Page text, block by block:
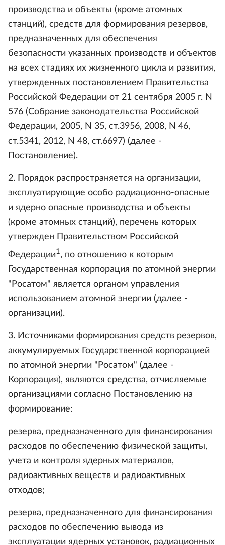
производства и объекты (кроме атомных
станций), средств для формирования резервов,
предназначенных для обеспечения
безопасности указанных производств и объектов
на всех стадиях их жизненного цикла и развития,
утвержденных постановлением Правительства
Российской Федерации от 21 сентября 2005 г. N
576 (Собрание законодательства Российской
Федерации, 2005, N 35, ст.3956, 2008, N 46,
ст.5341, 2012, N 48, ст.6697) (далее -
Постановление).
2. Порядок распространяется на организации,
эксплуатирующие особо радиационно-опасные
и ядерно опасные производства и объекты
(кроме атомных станций), перечень которых
утвержден Правительством Российской
Федерации1, по отношению к которым
Государственная корпорация по атомной энергии
"Росатом" является органом управления
использованием атомной энергии (далее -
организации).
3. Источниками формирования средств резервов,
аккумулируемых Государственной корпорацией
по атомной энергии "Росатом" (далее -
Корпорация), являются средства, отчисляемые
организациями согласно Постановлению на
формирование:
резерва, предназначенного для финансирования
расходов по обеспечению физической защиты,
учета и контроля ядерных материалов,
радиоактивных веществ и радиоактивных
отходов;
резерва, предназначенного для финансирования
расходов по обеспечению вывода из
эксплуатации ядерных установок, радиационных